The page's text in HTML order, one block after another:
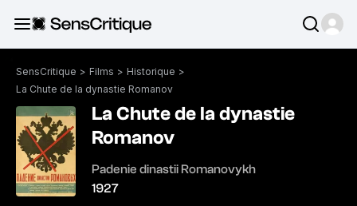
SensCritique > Films > Historique >
La Chute de la dynastie Romanov
La Chute de la dynastie
Romanov
Padenie dinastii Romanovykh
1927